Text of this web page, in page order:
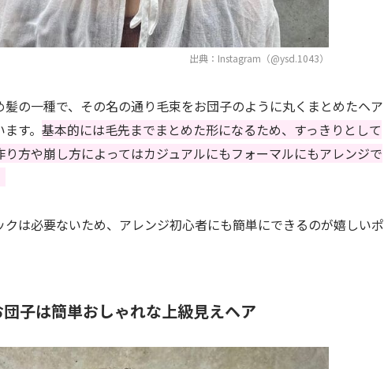
出典：Instagram（@ysd.1043）
の一種で、その名の通り毛束をお団子のように丸くまとめたヘア
す。 基本的には毛先までまとめた形になるため、すっきりとして
り方や崩し方によってはカジュアルにもフォーマルにもアレンジで
クは必要ないため、アレンジ初心者にも簡単にできるのが嬉しいポ
子は簡単おしゃれな上級見えヘア